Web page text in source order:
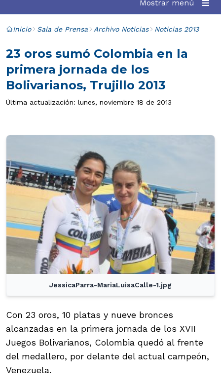
Mostrar menú
Inicio Sala de Prensa Archivo Noticias Noticias 2013
23 oros sumó Colombia en la
primera jornada de los
Bolivarianos, Trujillo 2013
Última actualización: lunes, noviembre 18 de 2013
JessicaParra-MariaLuisaCalle-1.jpg
Con 23 oros, 10 platas y nueve bronces
alcanzadas en la primera jornada de los XVII
Juegos Bolivarianos, Colombia quedó al frente
del medallero, por delante del actual campeón,
Venezuela.